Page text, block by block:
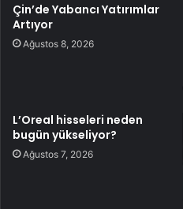
Çin’de Yabancı Yatırımlar
Artıyor
Ağustos 8, 2026
L’Oreal hisseleri neden
bugün yükseliyor?
Ağustos 7, 2026